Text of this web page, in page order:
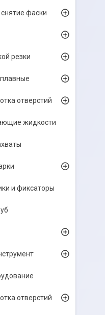
фаски
резки
отверстий
жидкости
и фиксаторы
отверстий